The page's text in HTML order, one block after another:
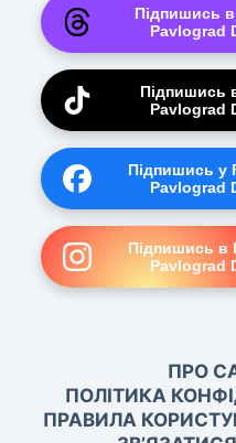
Підпишись
Pavlograd
Підпишись
Pavlograd
Підпишись у
Pavlograd
Підпишись в
Pavlograd
ПРО
ПОЛІТИКА
ПРАВИЛА